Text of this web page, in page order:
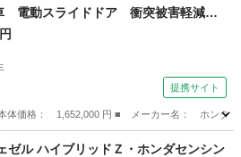
電動スライドドア 衝突被害軽減シ
ダークルーズ コーナーセンサー
ー ＬＥＤヘッド 純正１４インチア
ハイビーム 車線逸脱警報 オート
提携サイト
体価格： 1,652,000 円 ■ メーカー名： ホンダ
ゼル ハイブリッドＺ・ホンダセンシン